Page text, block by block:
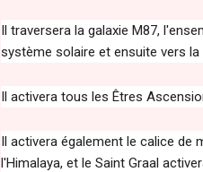
Il traversera la galaxie M87,
système solaire et ensuite vers la
Il activera tous les Êtres
Il activera également le calice de
l'Himalaya, et le Saint Graal